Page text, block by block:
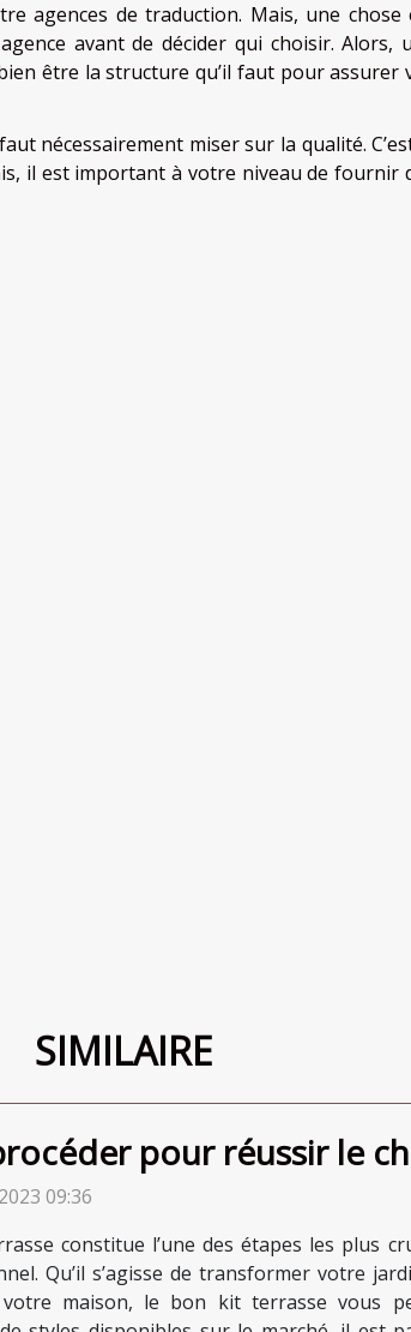
agences de traduction. Mais, une chose
avant de décider qui choisir. Alors,
être la structure qu’il faut pour assurer
nécessairement miser sur la qualité.
il est important à votre niveau de fournir
SIMILAIRE
pour réussir le
09:36
constitue l’une des étapes les plus
Qu’il s’agisse de transformer votre
maison, le bon kit terrasse vous